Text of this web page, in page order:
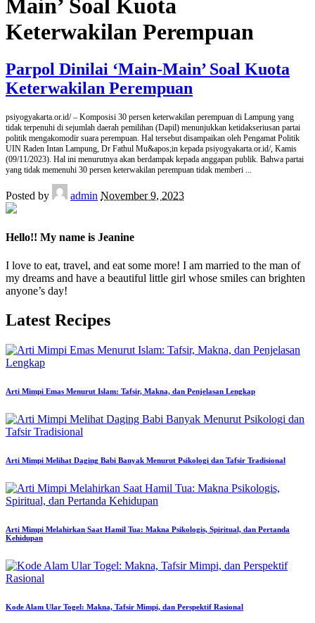
Main’ Soal Kuota
Keterwakilan Perempuan
Parpol Dinilai ‘Main-Main’ Soal Kuota
Keterwakilan Perempuan
psiyogyakarta.or.id/ – Komposisi 30 persen keterwakilan perempuan di Lampung yang
tidak terpenuhi di sejumlah daerah pemilihan (Dapil) menunjukkan ketidakseriusan partai
politik mengakomodir suara perempuan. Hal tersebut disampaikan oleh Pengamat Politik
UIN Raden Intan Lampung, Dr Fathul Mu&apos;in kepada psiyogyakarta.or.id/, Kamis
(09/11/2023). Hal ini menurutnya akan berdampak kepada anggapan publik. Bahwa partai
yang tidak memenuhi 30 persen keterwakilan perempuan tidak memberi ...
Posted by admin November 9, 2023
Hello!! My name is Jeanine
I love to eat, travel, and eat some more! I am married to the man of
my dreams and have a beautiful little girl whose smiles can brighten
anyone’s day!
Latest Recipes
Arti Mimpi Emas Menurut Islam: Tafsir, Makna, dan Penjelasan Lengkap
Arti Mimpi Melihat Daging Babi Banyak Menurut Psikologi dan Tafsir Tradisional
Arti Mimpi Melahirkan Saat Hamil Tua: Makna Psikologis, Spiritual, dan Pertanda
Kehidupan
Kode Alam Ular Togel: Makna, Tafsir Mimpi, dan Perspektif Rasional